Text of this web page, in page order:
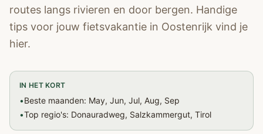
routes langs rivieren en door bergen. Handige
tips voor jouw fietsvakantie in Oostenrijk vind je
hier.
IN HET KORT
•Beste maanden: May, Jun, Jul, Aug, Sep
•Top regio's: Donauradweg, Salzkammergut, Tirol